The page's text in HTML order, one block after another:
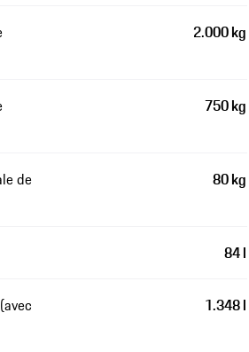
2.000 kg
750 kg
de
80 kg
84 l
1.348 l